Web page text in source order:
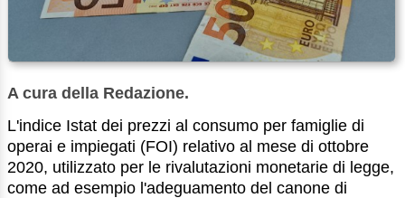
A cura della Redazione.
L'indice Istat dei prezzi al consumo per famiglie di
operai e impiegati (FOI) relativo al mese di ottobre
2020, utilizzato per le rivalutazioni monetarie di legge,
come ad esempio l'adeguamento del canone di